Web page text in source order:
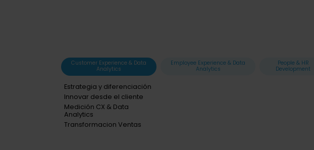
Customer Experience & Data
Analytics
Estrategia y diferenciación
Innovar desde el cliente
Medición CX & Data
Analytics
Transformacion Ventas
Employee Experience & Data
Analytics
People & HR
Development